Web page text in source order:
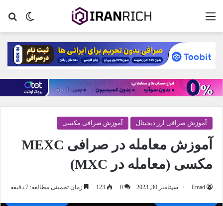
تغییر منو
آموزش صرافی ارز دیجیتال آموزش صرافی مکسی
آموزش معامله در صرافی MEXC
مکسی (معامله در MXC)
Emad سپتامبر 30, 2023 0
123 زمان تخمینی مطالعه: 7 دقیقه